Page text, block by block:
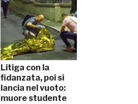
Litiga con la
fidanzata, poi si
lancia nel vuoto:
muore studente